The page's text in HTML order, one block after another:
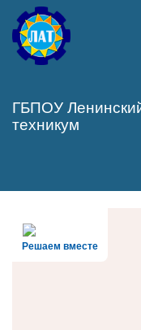
Перейти
основному
содержанию
ГБПОУ
техникум
Решаем вместе